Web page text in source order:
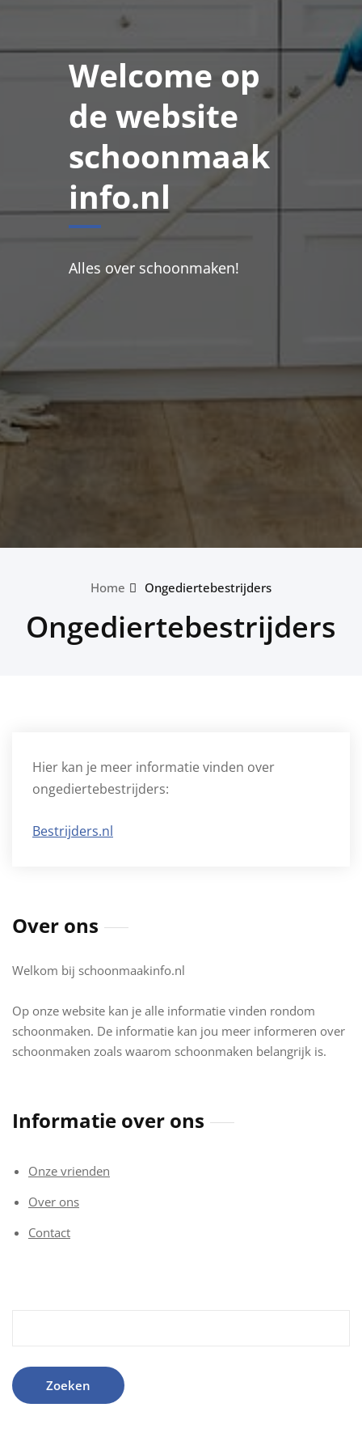
Welcome op
de website
schoonmaak
info.nl
Alles over schoonmaken!
Home Ongediertebestrijders
Ongediertebestrijders
Hier kan je meer informatie vinden over
ongediertebestrijders:
Bestrijders.nl
Over ons
Welkom bij schoonmaakinfo.nl
Op onze website kan je alle informatie vinden rondom
schoonmaken. De informatie kan jou meer informeren over
schoonmaken zoals waarom schoonmaken belangrijk is.
Informatie over ons
Onze vrienden
Over ons
Contact